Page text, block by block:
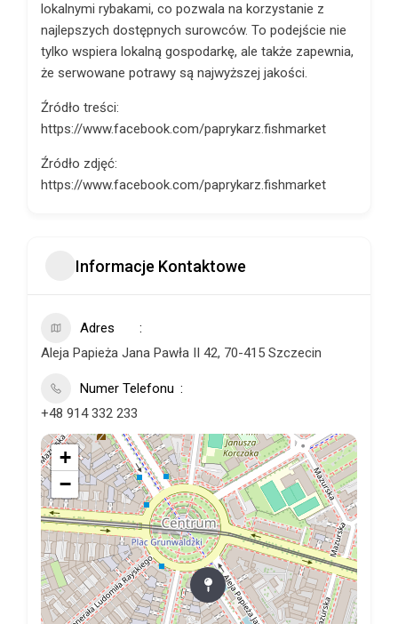
lokalnymi rybakami, co pozwala na korzystanie z
najlepszych dostępnych surowców. To podejście nie
tylko wspiera lokalną gospodarkę, ale także zapewnia,
że serwowane potrawy są najwyższej jakości.
Źródło treści:
https://www.facebook.com/paprykarz.fishmarket
Źródło zdjęć:
https://www.facebook.com/paprykarz.fishmarket
Informacje Kontaktowe
Adres
Aleja Papieża Jana Pawła II 42, 70-415 Szczecin
Numer Telefonu
+48 914 332 233
+
−